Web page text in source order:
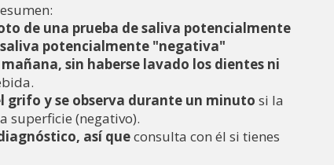
de una prueba de saliva potencialmente
potencialmente "negativa"
sin haberse lavado los dientes ni
grifo y se observa durante un minuto si la
superficie (negativo).
así que consulta con él si tienes